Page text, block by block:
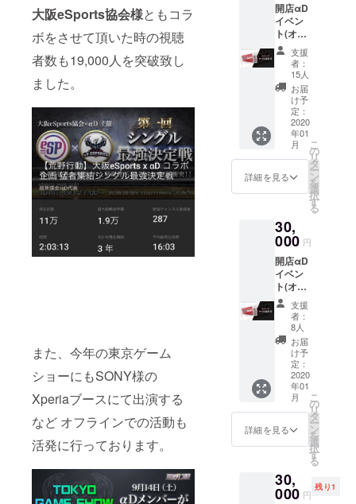
大阪eSports協会様ともコラ
ボをさせて頂いた時の視聴
者数も19,000人を突破致し
ました。
また、今年の東京ゲーム
ショーにもSONY様の
Xperiaブースにて出演する
など オフラインでの活動も
活発に行っております。
開店αD
イベン
ト(オフ
会)優待
券 記念
品グッ
ズ贈呈
支援
者：
15人
お届
け予
定：
2020
年01
月
詳細を見る
こ
の
リ
タ
ー
ン
を
選
択
す
る
30,
000 円
開店αD
イベン
ト(オフ
会)優待
券 記念
品グッ
ズ贈呈
(クラウ
ドファ
ンディ
ング限
ター2種
(白 黒)
αDアク
リル
ルダー
(クラウ
支援
者：
8人
お届
け予
定：
2020
年01
月
詳細を見る
こ
の
リ
タ
ー
ン
を
選
択
す
る
30,
000 円
残り1